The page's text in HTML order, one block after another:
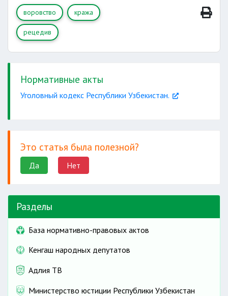
наказывается
воровство кража
рецедив
Нормативные акты
Уголовный кодекс Республики Узбекистан.
Это статья была полезной?
Да Нет
Разделы
База нормативно-правовых актов
Кенгаш народных депутатов
Адлия ТВ
Министерство юстиции Республики Узбекистан